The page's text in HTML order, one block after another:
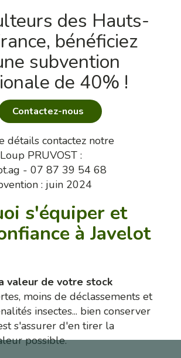
des Hauts-
bénéficiez
subvention
de 40% !
Contactez-nous
détails contactez notre
PRUVOST :
- 07 87 39 54 68
: juin 2024
s'équiper et
à Javelot
valeur de votre stock
moins de déclassements et
insectes... bien conserver
s'assurer d'en tirer la
possible.